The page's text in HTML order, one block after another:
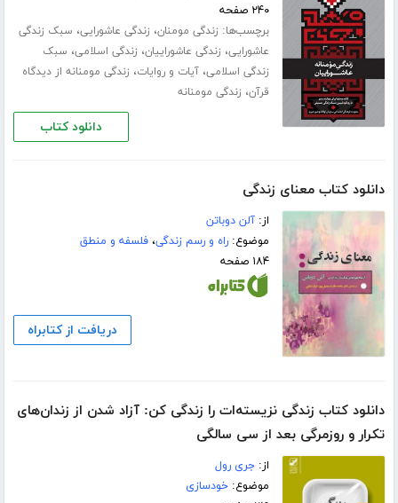
۲۴۰ صفحه
برچسب‌ها: زندگی مومنان، زندگی عاشورایی، سبک زندگی
عاشورایی، زندگی عاشوراییان، زندگی اسلامی، سبک
زندگی اسلامی،آیات و روایات، زندگی مومنانه از دیدگاه
قرآن، زندگی مومنانه
دانلود کتاب
دانلود کتاب معنای زندگی
از:آلن دوباتن
موضوع:راه و رسم زندگی،فلسفه و منطق
۱۸۴ صفحه
دریافت از کتابراه
دانلود کتاب زندگی نزیسته‌ات را زندگی کن: آزاد شدن از زندان‌های
تکرار و روزمرگی بعد از سی سالگی
از:جری رول
موضوع:خودسازی